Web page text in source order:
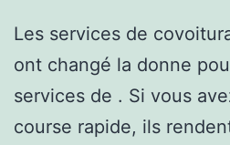
Les services de
ont changé la donne
services de . Si vous
course rapide, ils